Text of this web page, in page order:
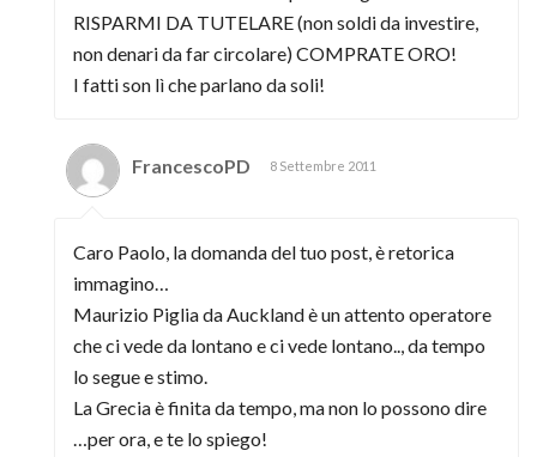
RISPARMI DA TUTELARE (non soldi da investire,
non denari da far circolare) COMPRATE ORO!
I fatti son lì che parlano da soli!
FrancescoPD 8 Settembre 2011
Caro Paolo, la domanda del tuo post, è retorica
immagino…
Maurizio Piglia da Auckland è un attento operatore
che ci vede da lontano e ci vede lontano.., da tempo
lo segue e stimo.
La Grecia è finita da tempo, ma non lo possono dire
…per ora, e te lo spiego!